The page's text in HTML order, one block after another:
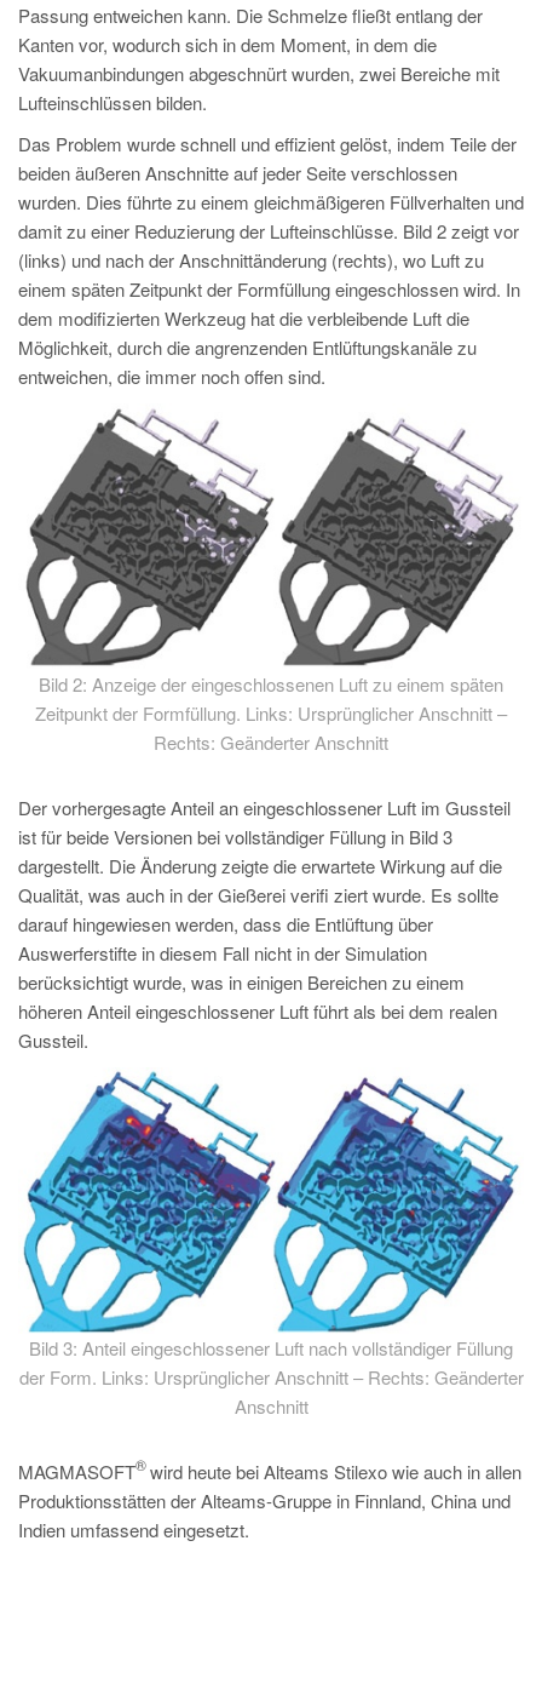
Passung entweichen kann. Die Schmelze fließt entlang der
Kanten vor, wodurch sich in dem Moment, in dem die
Vakuumanbindungen abgeschnürt wurden, zwei Bereiche mit
Lufteinschlüssen bilden.
Das Problem wurde schnell und effizient gelöst, indem Teile der
beiden äußeren Anschnitte auf jeder Seite verschlossen
wurden. Dies führte zu einem gleichmäßigeren Füllverhalten und
damit zu einer Reduzierung der Lufteinschlüsse. Bild 2 zeigt vor
(links) und nach der Anschnittänderung (rechts), wo Luft zu
einem späten Zeitpunkt der Formfüllung eingeschlossen wird. In
dem modifizierten Werkzeug hat die verbleibende Luft die
Möglichkeit, durch die angrenzenden Entlüftungskanäle zu
entweichen, die immer noch offen sind.
Bild 2: Anzeige der eingeschlossenen Luft zu einem späten
Zeitpunkt der Formfüllung. Links: Ursprünglicher Anschnitt –
Rechts: Geänderter Anschnitt
Der vorhergesagte Anteil an eingeschlossener Luft im Gussteil
ist für beide Versionen bei vollständiger Füllung in Bild 3
dargestellt. Die Änderung zeigte die erwartete Wirkung auf die
Qualität, was auch in der Gießerei verifi ziert wurde. Es sollte
darauf hingewiesen werden, dass die Entlüftung über
Auswerferstifte in diesem Fall nicht in der Simulation
berücksichtigt wurde, was in einigen Bereichen zu einem
höheren Anteil eingeschlossener Luft führt als bei dem realen
Gussteil.
Bild 3: Anteil eingeschlossener Luft nach vollständiger Füllung
der Form. Links: Ursprünglicher Anschnitt – Rechts: Geänderter
Anschnitt
MAGMASOFT
®wird heute bei Alteams Stilexo wie auch in allen
Produktionsstätten der Alteams-Gruppe in Finnland, China und
Indien umfassend eingesetzt.